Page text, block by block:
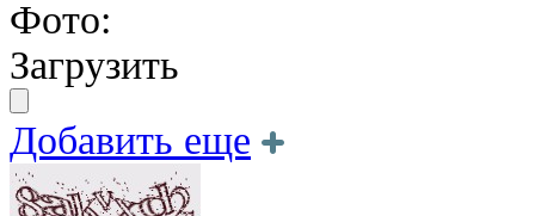
Фото:
Загрузить
Добавить еще